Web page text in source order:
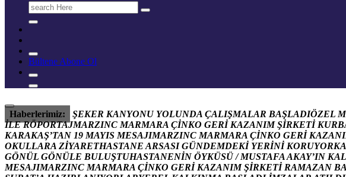
Search
for:
Bültene Abone Ol
Haberlerimiz: ŞEKER KANYONU YOLUNDA ÇALIŞMALAR BAŞLADIÖZEL M
İLE RÖPORTAJMARZINC MARMARA ÇİNKO GERİ KAZANIM ŞİRKETİ KURB
KARAKAŞ’TAN 19 MAYIS MESAJIMARZINC MARMARA ÇİNKO GERİ KAZANI
OKULLARA ZİYARETHASTANE ARSASI GÜNDEMDEKİ YERİNİ KORUYORKA
GÖNÜL GÖNÜLE BULUŞTUHASTANENİN ÖYKÜSÜ / MUSTAFAAKAY’IN KAL
MESAJIMARZINC MARMARA ÇİNKO GERİ KAZANIM ŞİRKETİ RAMAZAN BA